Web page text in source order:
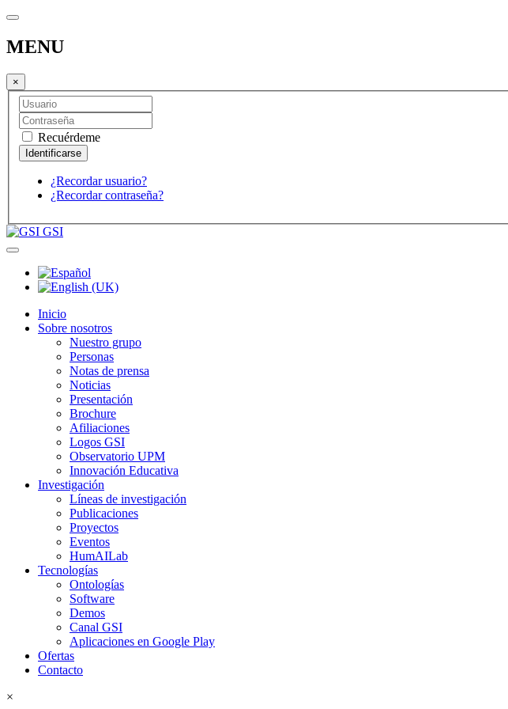
MENU
×
Recuérdeme
¿Recordar usuario?
¿Recordar contraseña?
GSI
Inicio
Sobre nosotros
Nuestro grupo
Personas
Notas de prensa
Noticias
Presentación
Brochure
Afiliaciones
Logos GSI
Observatorio UPM
Innovación Educativa
Investigación
Líneas de investigación
Publicaciones
Proyectos
Eventos
HumAILab
Tecnologías
Ontologías
Software
Demos
Canal GSI
Aplicaciones en Google Play
Ofertas
Contacto
×